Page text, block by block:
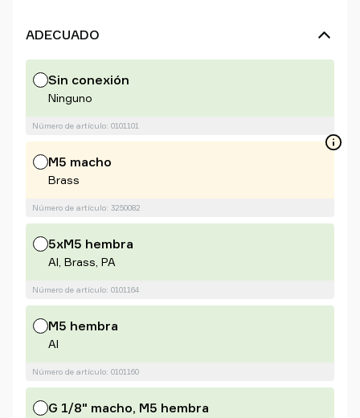
ADECUADO
Sin conexión
Ninguno
Número de artículo: 0101101
M5 macho
Brass
Número de artículo: 3250082
5xM5 hembra
Al, Brass, PA
Número de artículo: 0101164
M5 hembra
Al
Número de artículo: 0101160
G 1/8" macho, M5 hembra